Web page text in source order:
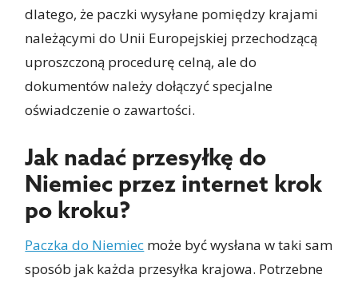
dlatego, że paczki wysyłane pomiędzy krajami
należącymi do Unii Europejskiej przechodzącą
uproszczoną procedurę celną, ale do
dokumentów należy dołączyć specjalne
oświadczenie o zawartości.
Jak nadać przesyłkę do
Niemiec przez internet krok
po kroku?
Paczka do Niemiec może być wysłana w taki sam
sposób jak każda przesyłka krajowa. Potrzebne